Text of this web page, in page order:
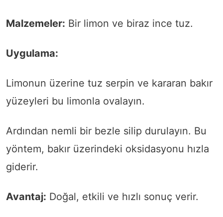
Malzemeler: Bir limon ve biraz ince tuz.
Uygulama:
Limonun üzerine tuz serpin ve kararan bakır
yüzeyleri bu limonla ovalayın.
Ardından nemli bir bezle silip durulayın. Bu
yöntem, bakır üzerindeki oksidasyonu hızla
giderir.
Avantaj: Doğal, etkili ve hızlı sonuç verir.